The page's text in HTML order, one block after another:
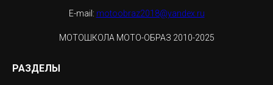
E-mail: motoobraz2018@yandex.ru
МОТОШКОЛА МОТО-ОБРАЗ 2010-2025
РАЗДЕЛЫ